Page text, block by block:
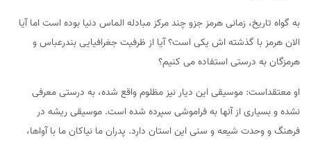
به گواه تاریخ، زمانی هرمز جزو چند مرکز مبادله الماس دنیا بوده است اما آیا
الان هرمز با گذشته اش یکی است؟ آیا از ظرفیت جغرافیایی بندرعباس و
هرمزگان به درستی استفاده می کنیم؟
او معتقداست: موسیقی این دیار نیز مظلوم واقع شده، به درستی معرفی
نشده و بسیاری از آنها به فراموشی سپرده شده است. موسیقی ریشه در
فرهنگ و وحدت شیعه و سنی این استان دارد. پدران ما نیاکان ما با آواها،